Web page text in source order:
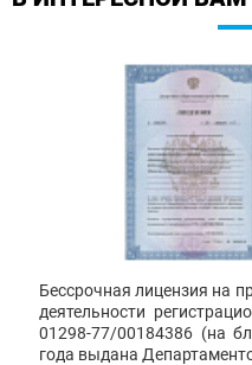
Бессрочная лицензия на
деятельности
01298-77/00184386 (на
года выдана